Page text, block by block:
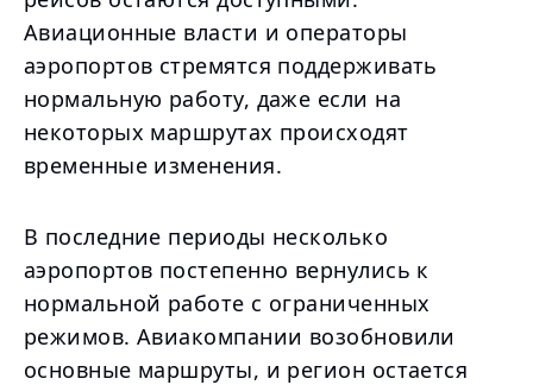
Авиационные власти и операторы
аэропортов стремятся поддерживать
нормальную работу, даже если на
некоторых маршрутах происходят
временные изменения.
В последние периоды несколько
аэропортов постепенно вернулись к
нормальной работе с ограниченных
режимов. Авиакомпании возобновили
основные маршруты, и регион остается